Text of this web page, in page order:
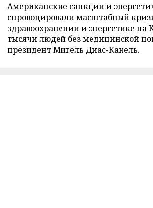
Американские санкции и
спровоцировали масштабный
здравоохранении и энергетике на
тысячи людей без медицинской
президент Мигель Диас-Канель.